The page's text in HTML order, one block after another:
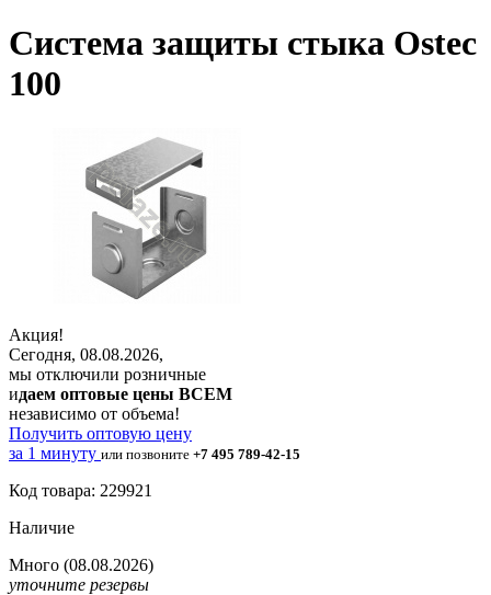
Система защиты стыка Ostec
100
Акция!
Сегодня, 08.08.2026,
мы отключили розничные
идаем оптовые цены ВСЕМ
независимо от объема!
Получить оптовую цену
за 1 минуту или позвоните +7 495 789-42-15
Код товара: 229921
Наличие
Много (08.08.2026)
уточните резервы